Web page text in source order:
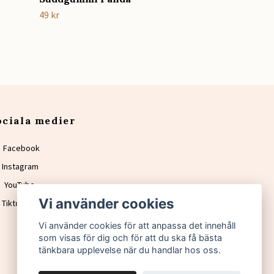
49 kr
medier
Facebook
Instagram
YouTube
Tiktok
Vi använder cookies
Vi använder cookies för att anpassa det innehåll
som visas för dig och för att du ska få bästa
tänkbara upplevelse när du handlar hos oss.